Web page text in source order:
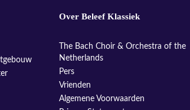
Over Beleef Klassiek
The Bach Choir & Orchestra of the
Netherlands
Pers
Vrienden
Algemene Voorwaarden